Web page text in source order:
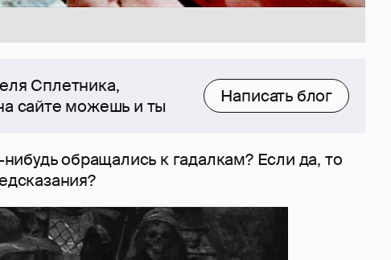
Сплетника,
сайте можешь и ты
Написать блог
обращались к гадалкам? Если да, то